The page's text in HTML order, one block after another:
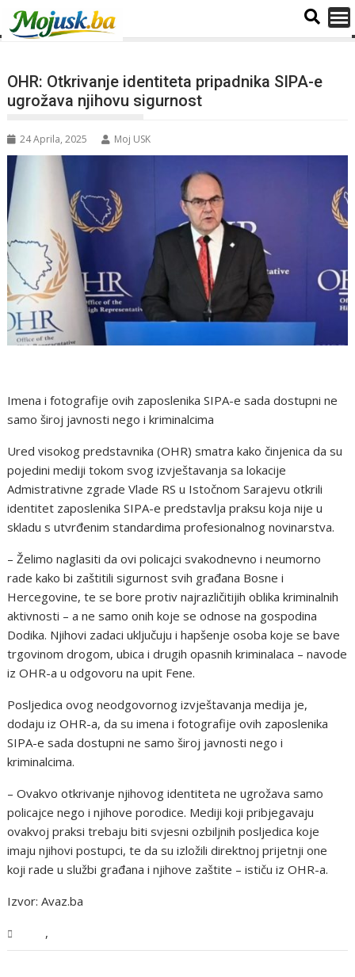
OHR: Otkrivanje identiteta pripadnika SIPA-e
ugrožava njihovu sigurnost
24 Aprila, 2025 Moj USK
Imena i fotografije ovih zaposlenika SIPA-e sada dostupni ne
samo široj javnosti nego i kriminalcima
Ured visokog predstavnika (OHR) smatra kako činjenica da su
pojedini mediji tokom svog izvještavanja sa lokacije
Admistrativne zgrade Vlade RS u Istočnom Sarajevu otkrili
identitet zaposlenika SIPA-e predstavlja praksu koja nije u
skladu s utvrđenim standardima profesionalnog novinarstva.
– Želimo naglasiti da ovi policajci svakodnevno i neumorno
rade kako bi zaštitili sigurnost svih građana Bosne i
Hercegovine, te se bore protiv najrazličitijih oblika kriminalnih
aktivnosti – a ne samo onih koje se odnose na gospodina
Dodika. Njihovi zadaci uključuju i hapšenje osoba koje se bave
trgovinom drogom, ubica i drugih opasnih kriminalaca – navode
iz OHR-a u odgovoru na upit Fene.
Posljedica ovog neodgovornog izvještavanja medija je,
dodaju iz OHR-a, da su imena i fotografije ovih zaposlenika
SIPA-e sada dostupni ne samo široj javnosti nego i
kriminalcima.
– Ovakvo otkrivanje njihovog identiteta ne ugrožava samo
policajce nego i njihove porodice. Mediji koji pribjegavaju
ovakvoj praksi trebaju biti svjesni ozbiljnih posljedica koje
imaju njihovi postupci, te da su izložili direktnoj prijetnji one
koji rade u službi građana i njihove zaštite – ističu iz OHR-a.
Izvor: Avaz.ba
,